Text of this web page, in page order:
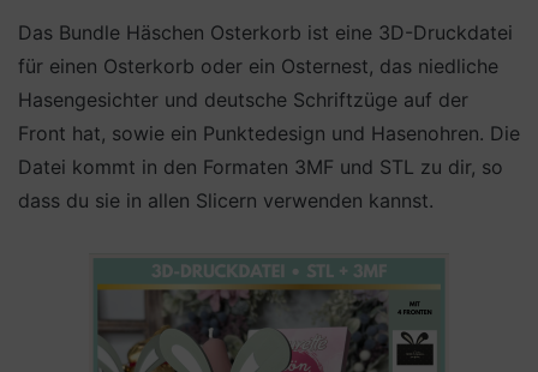
Das Bundle Häschen Osterkorb ist eine 3D-Druckdatei
für einen Osterkorb oder ein Osternest, das niedliche
Hasengesichter und deutsche Schriftzüge auf der
Front hat, sowie ein Punktedesign und Hasenohren. Die
Datei kommt in den Formaten 3MF und STL zu dir, so
dass du sie in allen Slicern verwenden kannst.